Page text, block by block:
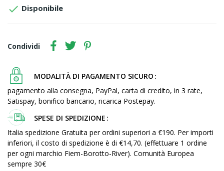
 Disponibile
Condividi
MODALITÀ DI PAGAMENTO SICURO
pagamento alla consegna, PayPal, carta di credito, in 3 rate,
Satispay, bonifico bancario, ricarica Postepay.
SPESE DI SPEDIZIONE
Italia spedizione Gratuita per ordini superiori a €190. Per importi
inferiori, il costo di spedizione è di €14,70. (effettuare 1 ordine
per ogni marchio Fiem-Borotto-River). Comunità Europea
sempre 30€